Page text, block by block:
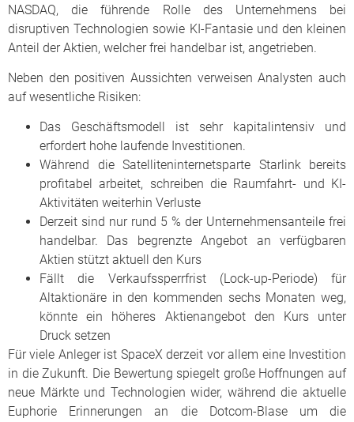
NASDAQ, die führende Rolle des Unternehmens bei
disruptiven Technologien sowie KI-Fantasie und den kleinen
Anteil der Aktien, welcher frei handelbar ist, angetrieben.
Neben den positiven Aussichten verweisen Analysten auch
auf wesentliche Risiken:
Das Geschäftsmodell ist sehr kapitalintensiv und
erfordert hohe laufende Investitionen.
Während die Satelliteninternetsparte Starlink bereits
profitabel arbeitet, schreiben die Raumfahrt- und KI-
Aktivitäten weiterhin Verluste
Derzeit sind nur rund 5 % der Unternehmensanteile frei
handelbar. Das begrenzte Angebot an verfügbaren
Aktien stützt aktuell den Kurs
Fällt die Verkaufssperrfrist (Lock-up-Periode) für
Altaktionäre in den kommenden sechs Monaten weg,
könnte ein höheres Aktienangebot den Kurs unter
Druck setzen
Für viele Anleger ist SpaceX derzeit vor allem eine Investition
in die Zukunft. Die Bewertung spiegelt große Hoffnungen auf
neue Märkte und Technologien wider, während die aktuelle
Euphorie Erinnerungen an die Dotcom-Blase um die